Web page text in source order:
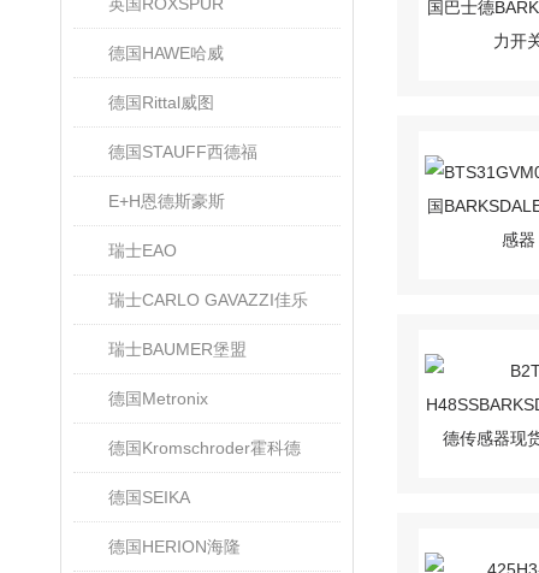
德国HAWE哈威
德国Rittal威图
德国STAUFF西德福
E+H恩德斯豪斯
瑞士EAO
瑞士CARLO GAVAZZI佳乐
瑞士BAUMER堡盟
德国Metronix
德国Kromschroder霍科德
德国SEIKA
德国HERION海隆